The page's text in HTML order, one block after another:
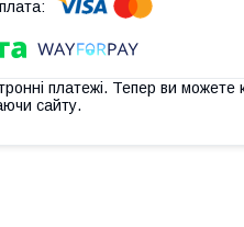
платежі. Тепер ви можете
сайту.